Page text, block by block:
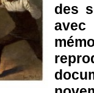
des